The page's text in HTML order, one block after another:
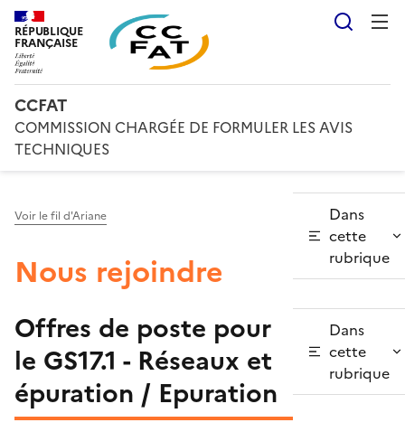
RÉPUBLIQUE
FRANÇAISE
CCFAT
COMMISSION CHARGÉE DE FORMULER LES AVIS
TECHNIQUES
Voir le fil d'Ariane
Nous rejoindre
Offres de poste pour
le GS17.1 - Réseaux et
épuration / Epuration
Dans
cette
rubrique
Dans
cette
rubrique